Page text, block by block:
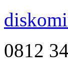
0812